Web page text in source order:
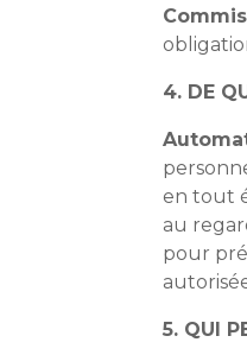
4. DE
en tout
au
pour
5. QUI